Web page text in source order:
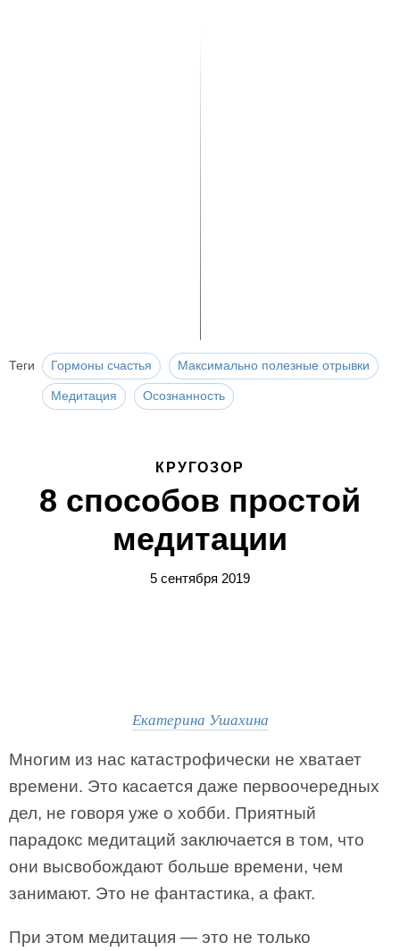
Теги Гормоны счастья Максимально полезные отрывки
Медитация Осознанность
КРУГОЗОР
8 способов простой
медитации
5 сентября 2019
Екатерина Ушахина
Многим из нас катастрофически не хватает
времени. Это касается даже первоочередных
дел, не говоря уже о хобби. Приятный
парадокс медитаций заключается в том, что
они высвобождают больше времени, чем
занимают. Это не фантастика, а факт.
При этом медитация — это не только